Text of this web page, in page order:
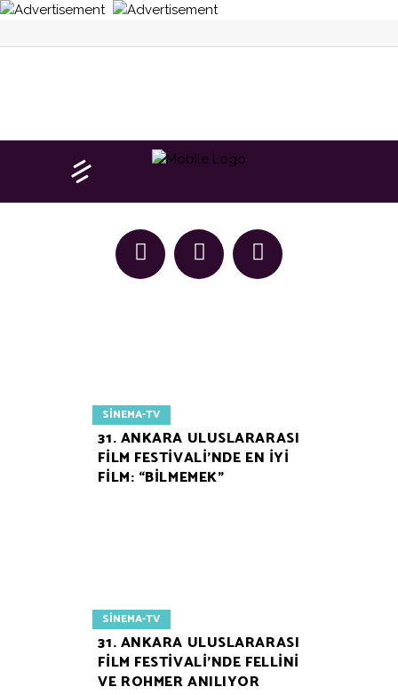
SINEMA-TV
31. ANKARA ULUSLARARASI
FILM FESTIVALI’NDE EN İYI
FILM: “BILMEMEK”
SINEMA-TV
31. ANKARA ULUSLARARASI
FILM FESTIVALI’NDE FELLINI
VE ROHMER ANILIYOR